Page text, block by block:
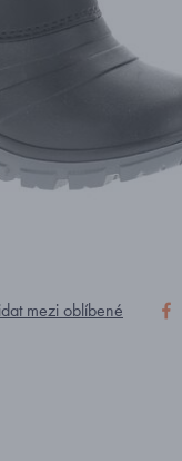
mezi oblíbené